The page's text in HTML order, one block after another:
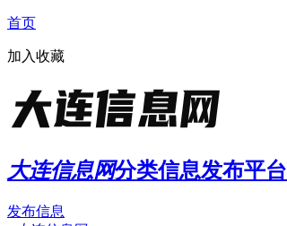
首页
加入收藏
大连信息网分类信息发布平台
发布信息